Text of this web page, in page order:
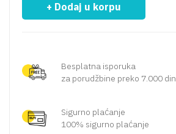
+ Dodaj u korpu
Besplatna isporuka
za porudžbine preko 7.000 din
Sigurno plaćanje
100% sigurno plaćanje